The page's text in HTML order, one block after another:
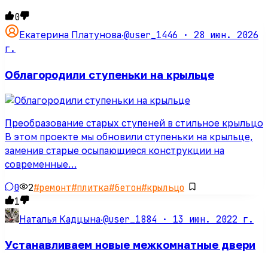
0
Екатерина Платунова·@user_1446 · 28 июн. 2026
г.
Облагородили ступеньки на крыльце
Преобразование старых ступеней в стильное крыльцо
В этом проекте мы обновили ступеньки на крыльце,
заменив старые осыпающиеся конструкции на
современные…
0 2#ремонт#плитка#бетон#крыльцо
1
Наталья Кадцына·@user_1884 · 13 июн. 2022 г.
Устанавливаем новые межкомнатные двери